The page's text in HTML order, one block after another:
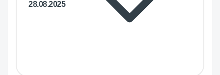
28.08.2025